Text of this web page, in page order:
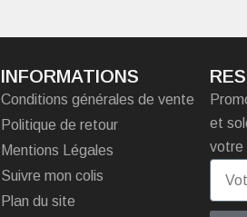
INFORMATIONS
Conditions générales de vente
Politique de retour
Mentions Légales
Suivre mon colis
Plan du site
et
votre